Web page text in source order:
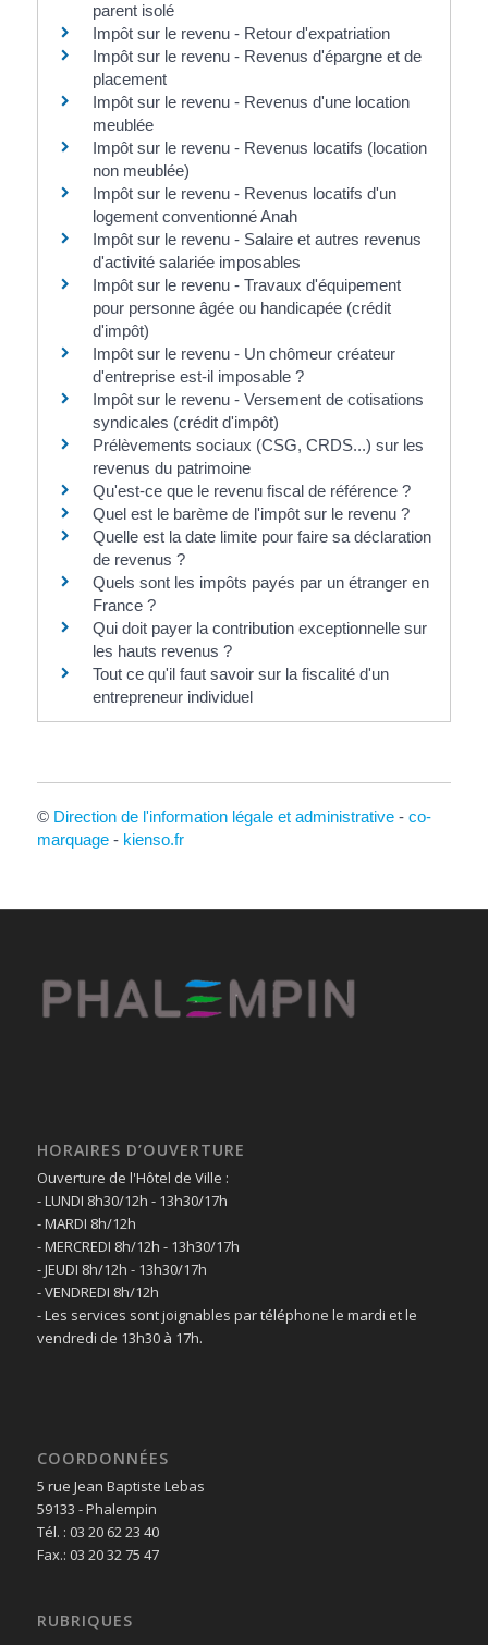
parent isolé
Impôt sur le revenu - Retour d'expatriation
Impôt sur le revenu - Revenus d'épargne et de
placement
Impôt sur le revenu - Revenus d'une location
meublée
Impôt sur le revenu - Revenus locatifs (location
non meublée)
Impôt sur le revenu - Revenus locatifs d'un
logement conventionné Anah
Impôt sur le revenu - Salaire et autres revenus
d'activité salariée imposables
Impôt sur le revenu - Travaux d'équipement
pour personne âgée ou handicapée (crédit
d'impôt)
Impôt sur le revenu - Un chômeur créateur
d'entreprise est-il imposable ?
Impôt sur le revenu - Versement de cotisations
syndicales (crédit d'impôt)
Prélèvements sociaux (CSG, CRDS...) sur les
revenus du patrimoine
Qu'est-ce que le revenu fiscal de référence ?
Quel est le barème de l'impôt sur le revenu ?
Quelle est la date limite pour faire sa déclaration
de revenus ?
Quels sont les impôts payés par un étranger en
France ?
Qui doit payer la contribution exceptionnelle sur
les hauts revenus ?
Tout ce qu'il faut savoir sur la fiscalité d'un
entrepreneur individuel
© Direction de l'information légale et administrative- co-
marquage- kienso.fr
HORAIRES D’OUVERTURE
Ouverture de l'Hôtel de Ville :
- LUNDI 8h30/12h - 13h30/17h
- MARDI 8h/12h
- MERCREDI 8h/12h - 13h30/17h
- JEUDI 8h/12h - 13h30/17h
- VENDREDI 8h/12h
- Les services sont joignables par téléphone le mardi et le
vendredi de 13h30 à 17h.
COORDONNÉES
5 rue Jean Baptiste Lebas
59133 - Phalempin
Tél. : 03 20 62 23 40
Fax.: 03 20 32 75 47
RUBRIQUES